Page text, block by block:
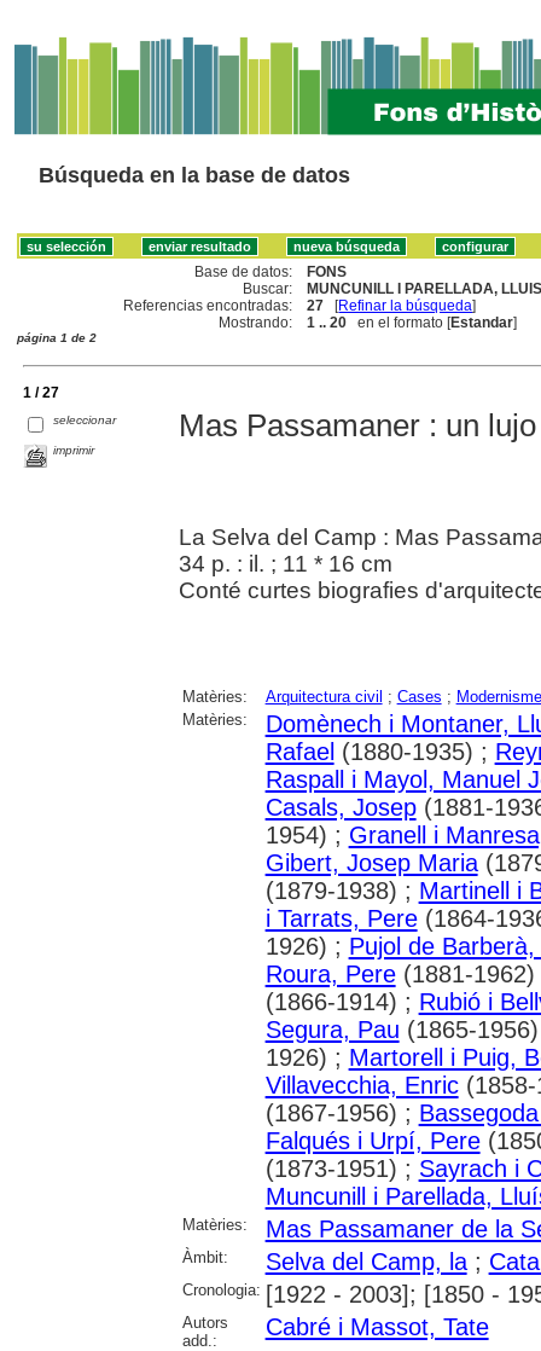
Búsqueda en la base de datos
Base de datos:
FONS
Buscar:
MUNCUNILL I PARELLADA,
Referencias encontradas:
27 [Refinar la búsqueda]
Mostrando:
1 .. 20 en el formato [Estandar]
página 1 de 2
1 / 27
seleccionar
imprimir
Mas Passamaner : un
La Selva del Camp : Mas
34 p. : il. ; 11 * 16 cm
Conté curtes biografies
Matèries: Arquitectura civil ; Cases ; Modernisme
Matèries:
Domènech i Montaner,
Rafael (1880-1935) ;
Raspall i Mayol, Manuel
Casals, Josep(1881-
1954) ; Granell i
Gibert, Josep Maria
(1879-1938) ; Martinell i
i Tarrats, Pere(1864-
1926) ; Pujol de
Roura, Pere(1881-
(1866-1914) ; Rubió i
Segura, Pau (1865-
1926) ; Martorell i Puig,
Villavecchia, Enric
(1867-1956) ;
Falqués i Urpí, Pere
(1873-1951) ; Sayrach i
Muncunill i Parellada,
Matèries: Mas Passamaner de la
Àmbit: Selva del Camp, la;
Cronologia: [1922 - 2003]; [1850 -
Autors
add.:
Cabré i Massot, Tate